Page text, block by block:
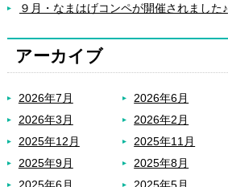
９月・なまはげコンペが開催されました♪
アーカイブ
2026年7月 2026年6月
2026年3月
2026年2月
2025年12月
2025年11月
2025年9月
2025年8月